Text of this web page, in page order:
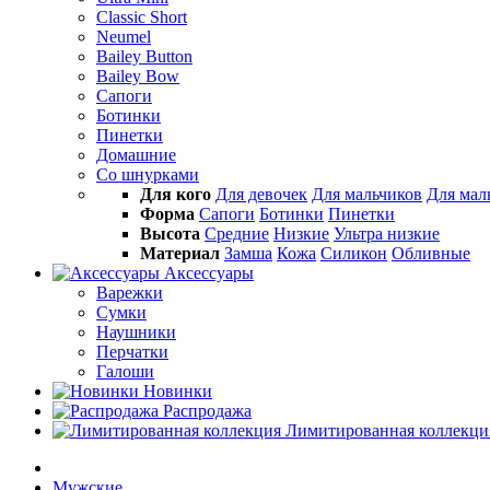
Classic Short
Neumel
Bailey Button
Bailey Bow
Сапоги
Ботинки
Пинетки
Домашние
Со шнурками
Для кого Для девочек Для мальчиков Для
Форма Сапоги Ботинки Пинетки
Высота Средние Низкие Ультра низкие
Материал Замша Кожа Силикон Обливные
Аксессуары
Варежки
Сумки
Наушники
Перчатки
Галоши
Новинки
Распродажа
Лимитированная